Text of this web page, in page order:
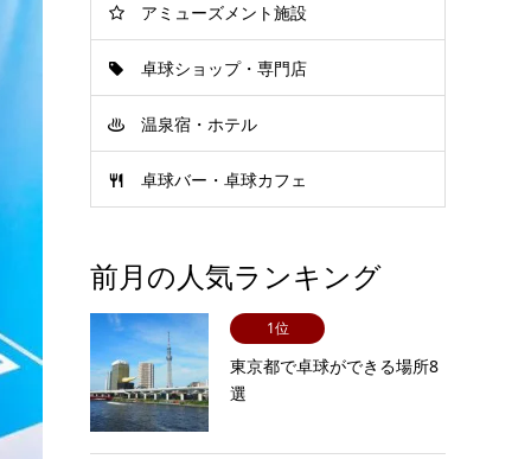
アミューズメント施設
卓球ショップ・専門店
温泉宿・ホテル
卓球バー・卓球カフェ
前月の人気ランキング
1位
東京都で卓球ができる場所8
選